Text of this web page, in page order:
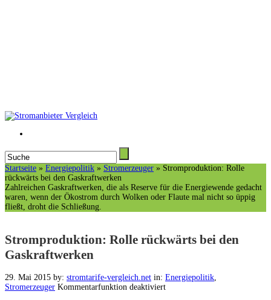
Startseite » Energiepolitik » Stromerzeuger » Stromproduktion: Rolle
rückwärts bei den Gaskraftwerken
Zahlreichen Gaskraftwerken, die als Reserve für die Energiewende gedacht
waren, wenn der Ökostrom durch Wolken oder Flaute mal nicht so üppig
fließt, droht die Schließung.
Stromproduktion: Rolle rückwärts bei den
Gaskraftwerken
29. Mai 2015 by: stromtarife-vergleich.net in: Energiepolitik,
Stromerzeuger Kommentarfunktion deaktiviert